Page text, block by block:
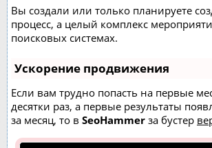
Вы создали или только планируете
процесс, а целый комплекс
поисковых системах.
Ускорение продвижения
Если вам трудно попасть на первые
десятки раз, а первые результаты
за месяц, то в SeoHammer за бустер